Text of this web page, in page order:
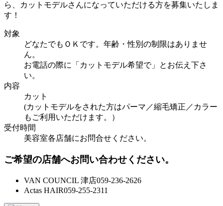
ら、カットモデルさんになっていただける方を募集いたしま
す！
対象
どなたでもＯＫです。年齢・性別の制限はありませ
ん。
お電話の際に「カットモデル希望で」とお伝え下さ
い。
内容
カット
(カットモデルをされた方はパーマ／縮毛矯正／カラー
もご利用いただけます。）
受付時間
美容室各店舗にお問合せください。
ご希望の店舗へお問い合わせください。
VAN COUNCIL 津店059-236-2626
Actas HAIR059-255-2311